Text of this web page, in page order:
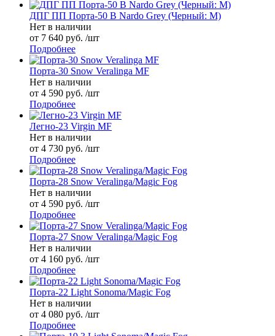
ДПГ ПП Порта-50 B Nardo Grey (Черный: М)
Нет в наличии
от 7 640 руб. /шт
Подробнее
Порта-30 Snow Veralinga MF
Нет в наличии
от 4 590 руб. /шт
Подробнее
Легно-23 Virgin MF
Нет в наличии
от 4 730 руб. /шт
Подробнее
Порта-28 Snow Veralinga/Magic Fog
Нет в наличии
от 4 590 руб. /шт
Подробнее
Порта-27 Snow Veralinga/Magic Fog
Нет в наличии
от 4 160 руб. /шт
Подробнее
Порта-22 Light Sonoma/Magic Fog
Нет в наличии
от 4 080 руб. /шт
Подробнее